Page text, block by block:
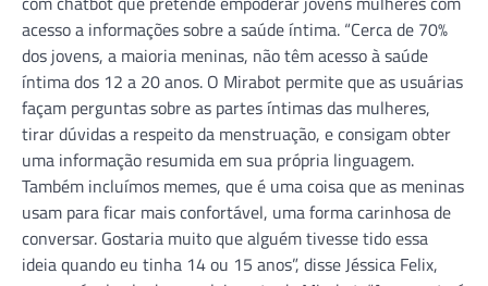
acesso a informações sobre a saúde íntima. “Cerca de 70%
dos jovens, a maioria meninas, não têm acesso à saúde
íntima dos 12 a 20 anos. O Mirabot permite que as usuárias
façam perguntas sobre as partes íntimas das mulheres,
tirar dúvidas a respeito da menstruação, e consigam obter
uma informação resumida em sua própria linguagem.
Também incluímos memes, que é uma coisa que as meninas
usam para ficar mais confortável, uma forma carinhosa de
conversar. Gostaria muito que alguém tivesse tido essa
ideia quando eu tinha 14 ou 15 anos”, disse Jéssica Felix,